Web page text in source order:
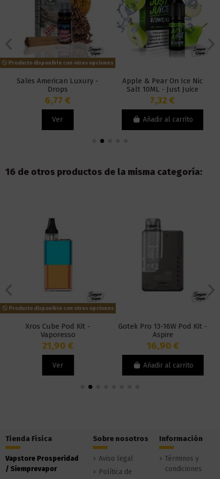
Producto disponible con otras opciones
Sales American Luxury -
Drops
6,77 €
Ver
Apple & Pear On Ice Nic
Salt 10ML - Just Juice
7,32 €
Añadir al carrito
16 de otros productos de la misma categoría:
Producto disponible con otras opciones
Xros Cube Pod Kit -
Vaporesso
21,90 €
Ver
Gotek Pro 13-16W Pod Kit -
Aspire
16,90 €
Añadir al carrito
Tienda Física
Vapstore Prosperidad
/ Siemprevapor
Sobre nosotros
Aviso legal
Política de
Información
Términos y
condiciones